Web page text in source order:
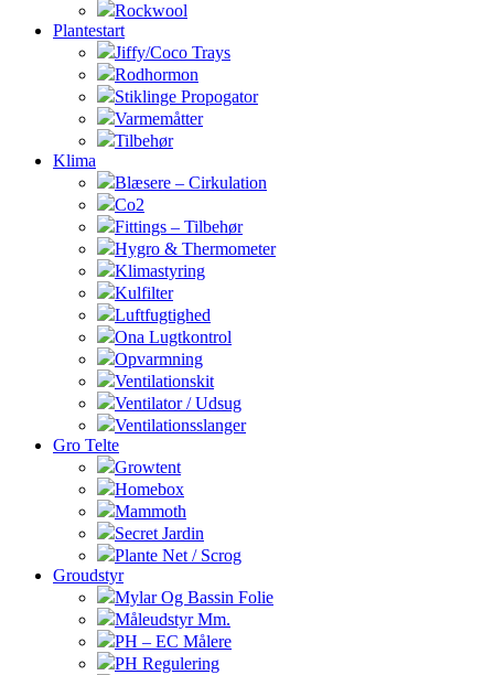
Rockwool
Plantestart
Jiffy/Coco Trays
Rodhormon
Stiklinge Propogator
Varmemåtter
Tilbehør
Klima
Blæsere – Cirkulation
Co2
Fittings – Tilbehør
Hygro & Thermometer
Klimastyring
Kulfilter
Luftfugtighed
Ona Lugtkontrol
Opvarmning
Ventilationskit
Ventilator / Udsug
Ventilationsslanger
Gro Telte
Growtent
Homebox
Mammoth
Secret Jardin
Plante Net / Scrog
Groudstyr
Mylar Og Bassin Folie
Måleudstyr Mm.
PH – EC Målere
PH Regulering